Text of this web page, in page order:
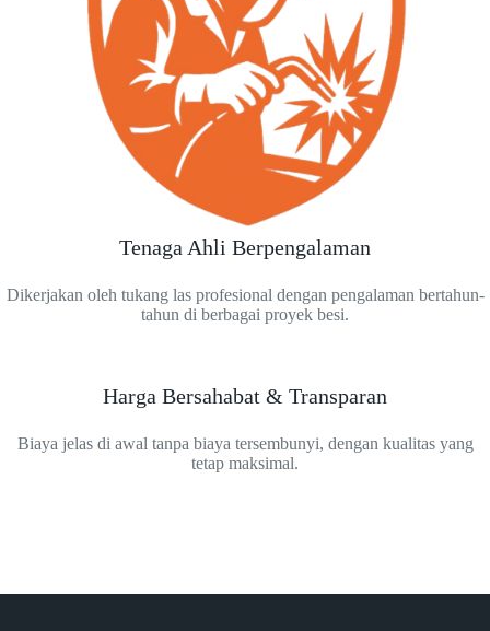
Tenaga Ahli Berpengalaman
Dikerjakan oleh tukang las profesional dengan pengalaman bertahun-
tahun di berbagai proyek besi.
Harga Bersahabat & Transparan
Biaya jelas di awal tanpa biaya tersembunyi, dengan kualitas yang
tetap maksimal.